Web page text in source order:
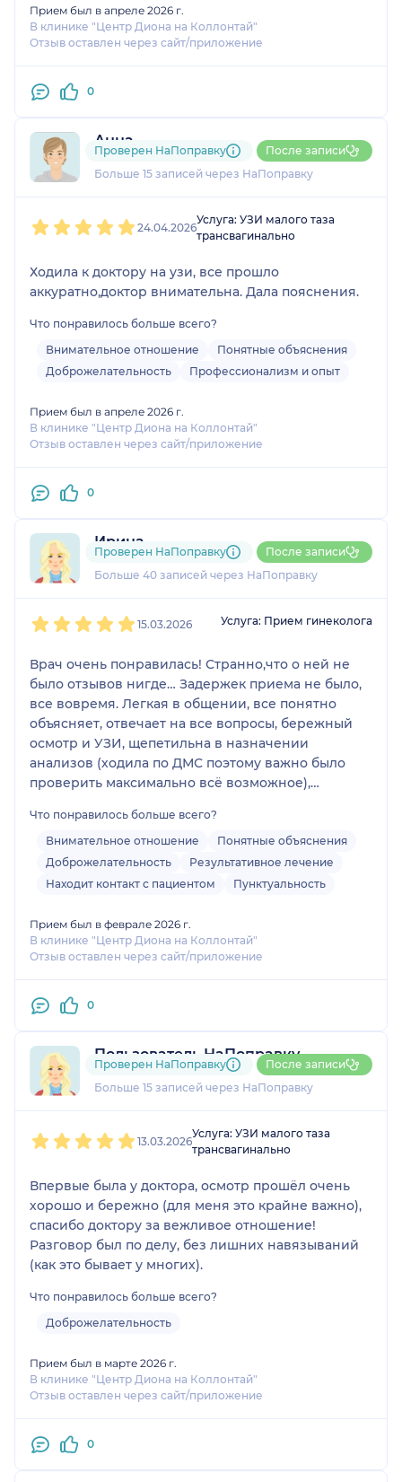
Прием был в апреле 2026 г.
В клинике "Центр Диона на Коллонтай"
Отзыв оставлен через сайт/приложение
0
Анна
3 отзыва
Больше 15 записей через НаПоправку
Проверен НаПоправку После записи
24.04.2026
Услуга: УЗИ малого таза
трансвагинально
Ходила к доктору на узи, все прошло
аккуратно,доктор внимательна. Дала пояснения.
Что понравилось больше всего?
Внимательное отношение
Понятные объяснения
Доброжелательность
Профессионализм и опыт
Прием был в апреле 2026 г.
В клинике "Центр Диона на Коллонтай"
Отзыв оставлен через сайт/приложение
0
Ирина
33 отзыва
Больше 40 записей через НаПоправку
Проверен НаПоправку После записи
15.03.2026 Услуга: Прием гинеколога
Врач очень понравилась! Странно,что о ней не
было отзывов нигде… Задержек приема не было,
все вовремя. Легкая в общении, все понятно
объясняет, отвечает на все вопросы, бережный
осмотр и УЗИ, щепетильна в назначении
анализов (ходила по ДМС поэтому важно было
проверить максимально всё возможное),
нахожусь, но результаты уже видны. Буду
обращаться и в дальнейшем.
Что понравилось больше всего?
Внимательное отношение
Понятные объяснения
Доброжелательность
Результативное лечение
Находит контакт с пациентом
Пунктуальность
Прием был в феврале 2026 г.
В клинике "Центр Диона на Коллонтай"
Отзыв оставлен через сайт/приложение
0
Пользователь НаПоправку
7 отзывов
Больше 15 записей через НаПоправку
Проверен НаПоправку После записи
13.03.2026
Услуга: УЗИ малого таза
трансвагинально
Впервые была у доктора, осмотр прошёл очень
хорошо и бережно (для меня это крайне важно),
спасибо доктору за вежливое отношение!
Разговор был по делу, без лишних навязываний
(как это бывает у многих).
Что понравилось больше всего?
Доброжелательность
Прием был в марте 2026 г.
В клинике "Центр Диона на Коллонтай"
Отзыв оставлен через сайт/приложение
0